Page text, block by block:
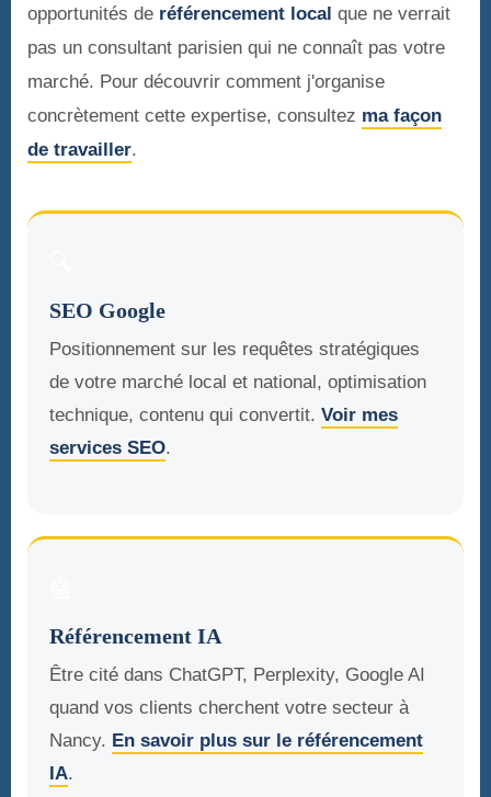
opportunités de référencement local que ne verrait
pas un consultant parisien qui ne connaît pas votre
marché. Pour découvrir comment j'organise
concrètement cette expertise, consultez ma façon
de travailler.
SEO Google
Positionnement sur les requêtes stratégiques
de votre marché local et national, optimisation
technique, contenu qui convertit. Voir mes
services SEO.
Référencement IA
Être cité dans ChatGPT, Perplexity, Google AI
quand vos clients cherchent votre secteur à
Nancy. En savoir plus sur le référencement
IA.